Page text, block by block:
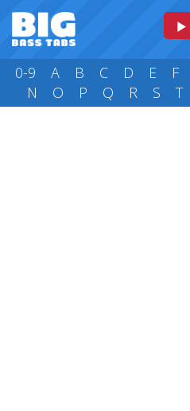
0-9 A B C D E F
N
O P Q R S T